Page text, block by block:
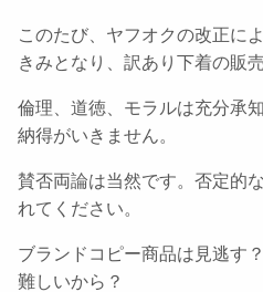
このたび、ヤフオクの改正に
きみとなり、訳あり下着の販
倫理、道徳、モラルは充分承
納得がいきません。
賛否両論は当然です。否定的
れてください。
ブランドコピー商品は見逃す
難しいから？